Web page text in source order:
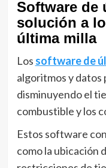
Software de
solución a
última milla
Los software de
algoritmos y datos
disminuyendo el
combustible y los
Estos software
como la ubicación